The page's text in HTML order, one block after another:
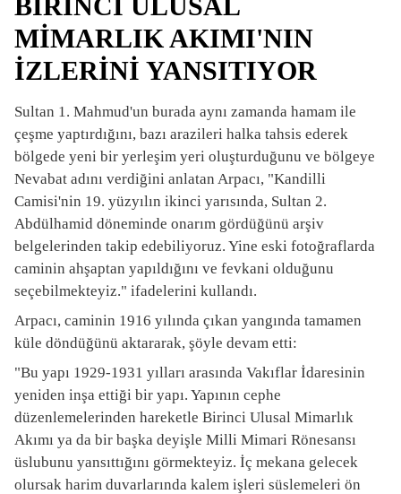
MİMARLIK AKIMI'NIN
İZLERİNİ YANSITIYOR
Sultan 1. Mahmud'un burada aynı zamanda hamam ile
çeşme yaptırdığını, bazı arazileri halka tahsis ederek
bölgede yeni bir yerleşim yeri oluşturduğunu ve bölgeye
Nevabat adını verdiğini anlatan Arpacı, "Kandilli
Camisi'nin 19. yüzyılın ikinci yarısında, Sultan 2.
Abdülhamid döneminde onarım gördüğünü arşiv
belgelerinden takip edebiliyoruz. Yine eski fotoğraflarda
caminin ahşaptan yapıldığını ve fevkani olduğunu
seçebilmekteyiz." ifadelerini kullandı.
Arpacı, caminin 1916 yılında çıkan yangında tamamen
küle döndüğünü aktararak, şöyle devam etti:
"Bu yapı 1929-1931 yılları arasında Vakıflar İdaresinin
yeniden inşa ettiği bir yapı. Yapının cephe
düzenlemelerinden hareketle Birinci Ulusal Mimarlık
Akımı ya da bir başka deyişle Milli Mimari Rönesansı
üslubunu yansıttığını görmekteyiz. İç mekana gelecek
olursak harim duvarlarında kalem işleri süslemeleri ön